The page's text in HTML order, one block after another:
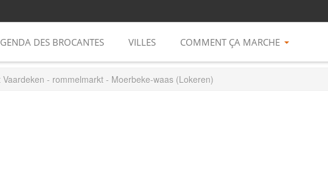
DES BROCANTES VILLES COMMENT ÇA MARCHE
Vaardeken - rommelmarkt - Moerbeke-waas (Lokeren)